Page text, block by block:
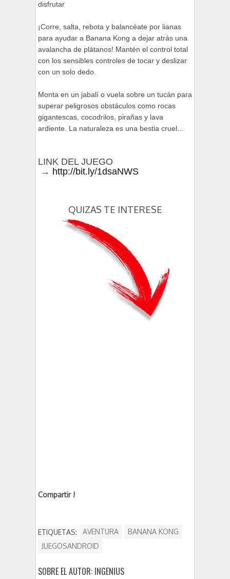
disfrutar
¡Corre, salta, rebota y balancéate por lianas
para ayudar a Banana Kong a dejar atrás una
avalancha de plátanos! Mantén el control total
con los sensibles controles de tocar y deslizar
con un solo dedo.
Monta en un jabalí o vuela sobre un tucán para
superar peligrosos obstáculos como rocas
gigantescas, cocodrilos, pirañas y lava
ardiente. La naturaleza es una bestia cruel...
LINK DEL JUEGO
→ http://bit.ly/1dsaNWS
QUIZAS TE INTERESE
Compartir !
ETIQUETAS: AVENTURA
BANANA KONG
JUEGOSANDROID
SOBRE EL AUTOR: INGENIUS